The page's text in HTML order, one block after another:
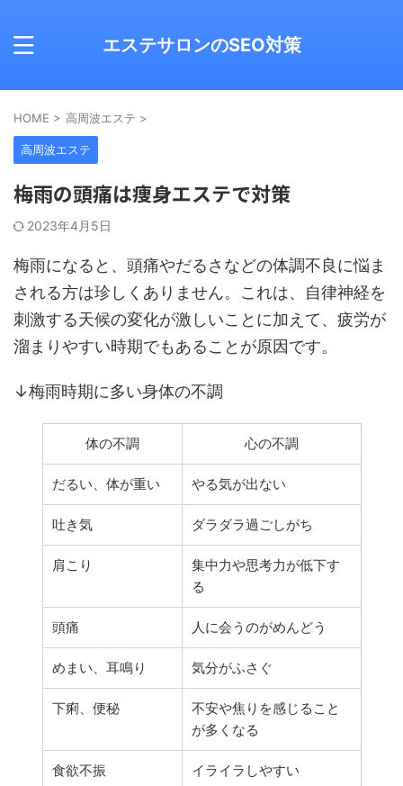
エステサロンのSEO対策
HOME > 高周波エステ >
高周波エステ
梅雨の頭痛は痩身エステで対策
2023年4月5日
梅雨になると、頭痛やだるさなどの体調不良に悩ま
される方は珍しくありません。これは、自律神経を
刺激する天候の変化が激しいことに加えて、疲労が
溜まりやすい時期でもあることが原因です。
↓梅雨時期に多い身体の不調
体の不調 心の不調
だるい、体が重い やる気が出ない
吐き気 ダラダラ過ごしがち
肩こり
集中力や思考力が低下す
る
頭痛 人に会うのがめんどう
めまい、耳鳴り 気分がふさぐ
下痢、便秘
不安や焦りを感じること
が多くなる
食欲不振 イライラしやすい